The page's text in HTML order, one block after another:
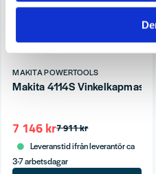
MAKITA POWERTOOLS
Makita 4114S
7 911 kr
7 146 kr
Leveranstid ifrån leverantör ca
3-7 arbetsdagar